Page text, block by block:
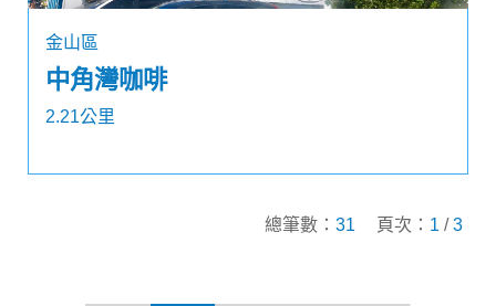
金山區
中角灣咖啡
2.21公里
總筆數： 31 頁次： 1 /3